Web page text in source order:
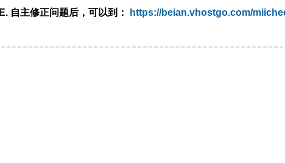
E. 自主修正问题后，可以到：
https://beian.vhostgo.com/